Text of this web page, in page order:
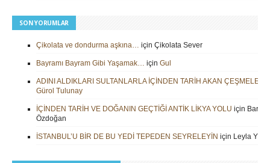
SON YORUMLAR
Çikolata ve dondurma aşkına… için Çikolata Sever
Bayramı Bayram Gibi Yaşamak… için Gul
ADINI ALDIKLARI SULTANLARLA İÇİNDEN TARİH AKAN ÇEŞMELER
Gürol Tulunay
İÇİNDEN TARİH VE DOĞANIN GEÇTİĞİ ANTİK LİKYA YOLU için
Özdoğan
İSTANBUL’U BİR DE BU YEDİ TEPEDEN SEYRELEYİN için Leyla